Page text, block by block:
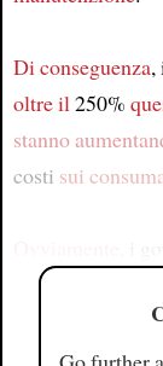
Di conseguenza,
oltre il250%
stanno
costi sui